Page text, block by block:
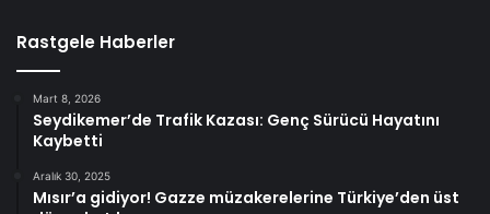
Rastgele Haberler
Mart 8, 2026
Seydikemer’de Trafik Kazası: Genç Sürücü Hayatını
Kaybetti
Aralık 30, 2025
Mısır’a gidiyor! Gazze müzakerelerine Türkiye’den üst